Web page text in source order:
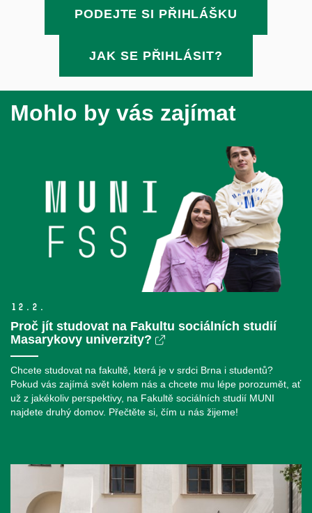
PODEJTE SI PŘIHLÁŠKU
JAK SE PŘIHLÁSIT?
Mohlo by vás zajímat
12. 2.
Proč jít studovat na Fakultu sociálních studií
Masarykovy univerzity?
Chcete studovat na fakultě, která je v srdci Brna i studentů?
Pokud vás zajímá svět kolem nás a chcete mu lépe porozumět, ať
už z jakékoliv perspektivy, na Fakultě sociálních studií MUNI
najdete druhý domov. Přečtěte si, čím u nás žijeme!